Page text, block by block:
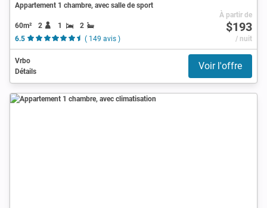
Appartement 1 chambre, avec salle de sport
60m² 2 1
2
6.5
( 149 avis )
À partir de
$193
/ nuit
Vrbo
Détails
Voir l'offre